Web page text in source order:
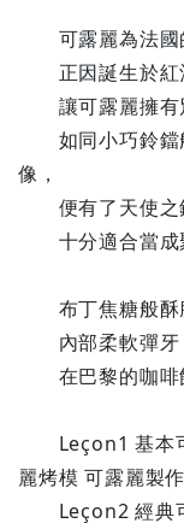
可露麗為法國
正因誕生於紅
讓可露麗擁有
如同小巧鈴鐺
像，
便有了天使之
十分適合當成
布丁焦糖般酥
內部柔軟彈牙
在巴黎的咖啡
Leçon1 基本可
麗烤模 可露麗製
Leçon2 經典可